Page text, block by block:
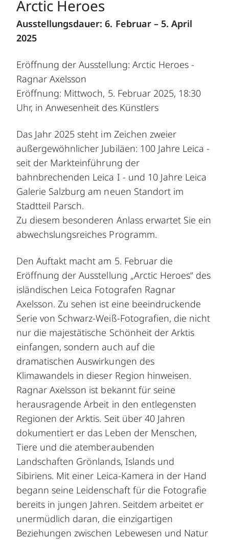
Arctic Heroes
Ausstellungsdauer: 6. Februar – 5. April
2025
Eröffnung der Ausstellung: Arctic Heroes -
Ragnar Axelsson
Eröffnung: Mittwoch, 5. Februar 2025, 18:30
Uhr, in Anwesenheit des Künstlers
Das Jahr 2025 steht im Zeichen zweier
außergewöhnlicher Jubiläen: 100 Jahre Leica -
seit der Markteinführung der
bahnbrechenden Leica I - und 10 Jahre Leica
Galerie Salzburg am neuen Standort im
Stadtteil Parsch.
Zu diesem besonderen Anlass erwartet Sie ein
abwechslungsreiches Programm.
Den Auftakt macht am 5. Februar die
Eröffnung der Ausstellung „Arctic Heroes“ des
isländischen Leica Fotografen Ragnar
Axelsson. Zu sehen ist eine beeindruckende
Serie von Schwarz-Weiß-Fotografien, die nicht
nur die majestätische Schönheit der Arktis
einfangen, sondern auch auf die
dramatischen Auswirkungen des
Klimawandels in dieser Region hinweisen.
Ragnar Axelsson ist bekannt für seine
herausragende Arbeit in den entlegensten
Regionen der Arktis. Seit über 40 Jahren
dokumentiert er das Leben der Menschen,
Tiere und die atemberaubenden
Landschaften Grönlands, Islands und
Sibiriens. Mit einer Leica-Kamera in der Hand
begann seine Leidenschaft für die Fotografie
bereits in jungen Jahren. Seitdem arbeitet er
unermüdlich daran, die einzigartigen
Beziehungen zwischen Lebewesen und Natur